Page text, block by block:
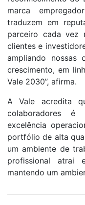
marca
traduzem em
parceiro cada vez
clientes e
ampliando nossas
crescimento, em
Vale 2030”, afirma.
A Vale acredita
colaboradores é
excelência
portfólio de alta
um ambiente de
profissional atrai
mantendo um